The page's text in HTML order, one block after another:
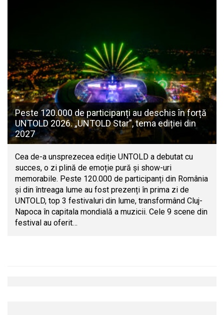
Peste 120.000 de participanți au deschis în forță
UNTOLD 2026. „UNTOLD Star”, tema ediției din
2027
Cea de-a unsprezecea ediție UNTOLD a debutat cu
succes, o zi plină de emoție pură și show-uri
memorabile. Peste 120.000 de participanți din România
și din întreaga lume au fost prezenți în prima zi de
UNTOLD, top 3 festivaluri din lume, transformând Cluj-
Napoca în capitala mondială a muzicii. Cele 9 scene din
festival au oferit…